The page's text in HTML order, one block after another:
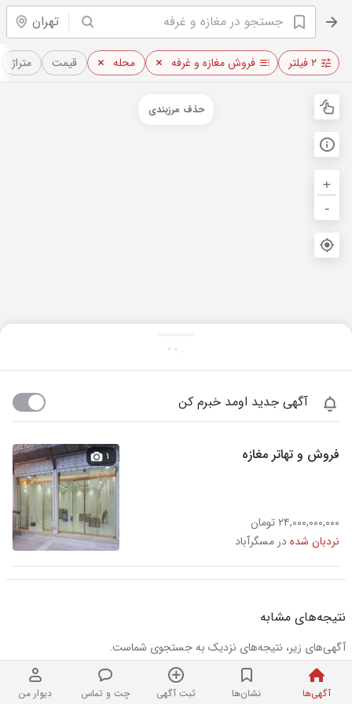
تهران
آگهی‌ها نشان‌ها ثبت آگهی چت و تماس دیوار من
۲ فیلتر فروش مغازه و غرفه محله قیمت متراژ
+
-
حذف مرزبندی
آگهی جدید اومد خبرم کن
فروش و تهاتر مغازه
۲۴,۰۰۰,۰۰۰,۰۰۰ تومان
نردبان شدهدر مسگرآباد
۱
نتیجه‌های مشابه
آگهی‌های زیر، نتیجه‌های نزدیک به جستجوی شماست.